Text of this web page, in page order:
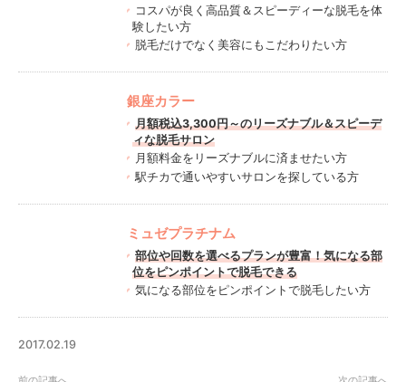
コスパが良く高品質＆スピーディーな脱毛を体
験したい方
脱毛だけでなく美容にもこだわりたい方
銀座カラー
月額税込3,300円～のリーズナブル＆スピーデ
ィな脱毛サロン
月額料金をリーズナブルに済ませたい方
駅チカで通いやすいサロンを探している方
ミュゼプラチナム
部位や回数を選べるプランが豊富！気になる部
位をピンポイントで脱毛できる
気になる部位をピンポイントで脱毛したい方
2017.02.19